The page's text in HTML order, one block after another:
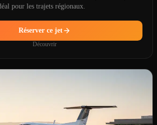
pour les trajets régionaux.
Réserver ce jet
Découvrir